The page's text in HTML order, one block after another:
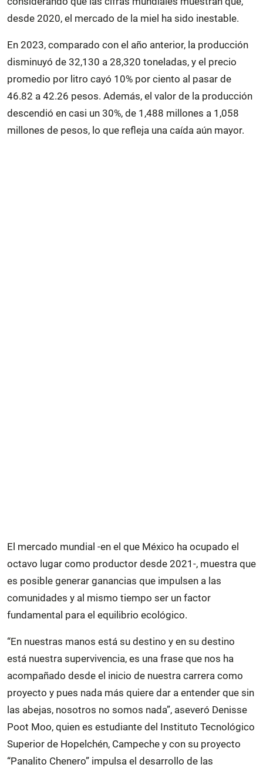
desde 2020, el mercado de la miel ha sido inestable.
En 2023, comparado con el año anterior, la producción
disminuyó de 32,130 a 28,320 toneladas, y el precio
promedio por litro cayó 10% por ciento al pasar de
46.82 a 42.26 pesos. Además, el valor de la producción
descendió en casi un 30%, de 1,488 millones a 1,058
millones de pesos, lo que refleja una caída aún mayor.
El mercado mundial -en el que México ha ocupado el
octavo lugar como productor desde 2021-, muestra que
es posible generar ganancias que impulsen a las
comunidades y al mismo tiempo ser un factor
fundamental para el equilibrio ecológico.
“En nuestras manos está su destino y en su destino
está nuestra supervivencia, es una frase que nos ha
acompañado desde el inicio de nuestra carrera como
proyecto y pues nada más quiere dar a entender que sin
las abejas, nosotros no somos nada”, aseveró Denisse
Poot Moo, quien es estudiante del Instituto Tecnológico
Superior de Hopelchén, Campeche y con su proyecto
“Panalito Chenero” impulsa el desarrollo de las